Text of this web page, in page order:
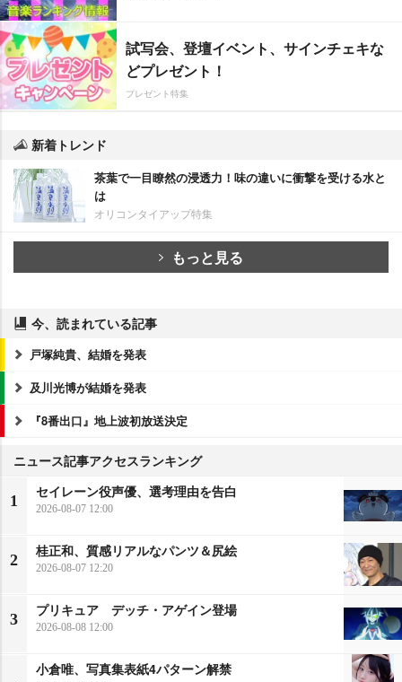
試写会、登壇イベント、サインチェキな
どプレゼント！
プレゼント特集
新着トレンド
茶葉で一目瞭然の浸透力！味の違いに衝撃を受ける水と
は
オリコンタイアップ特集
もっと見る
今、読まれている記事
戸塚純貴、結婚を発表
及川光博が結婚を発表
『8番出口』地上波初放送決定
ニュース記事アクセスランキング
1
セイレーン役声優、選考理由を告白
2026-08-07 12:00
2
桂正和、質感リアルなパンツ＆尻絵
2026-08-07 12:20
3
プリキュア デッチ・アゲイン登場
2026-08-08 12:00
小倉唯、写真集表紙4パターン解禁